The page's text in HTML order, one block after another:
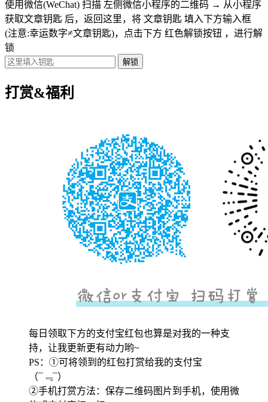
使用微信(WeChat) 扫描 左侧微信小程序的二维码 → 从小程序
获取文章钥匙 后，返回这里，将 文章钥匙 填入下方输入框
(注意:幸运数字≠文章钥匙)，点击下方 红色解锁按钮 ，进行解
锁
打赏&福利
每日领取下方的支付宝红包也算是对我的一种支
持，让我更新更有动力哟~
PS：①可将领到的红包打赏给我的支付宝
（¯﹃¯）
②手机打赏方法：保存二维码图片到手机，使用微